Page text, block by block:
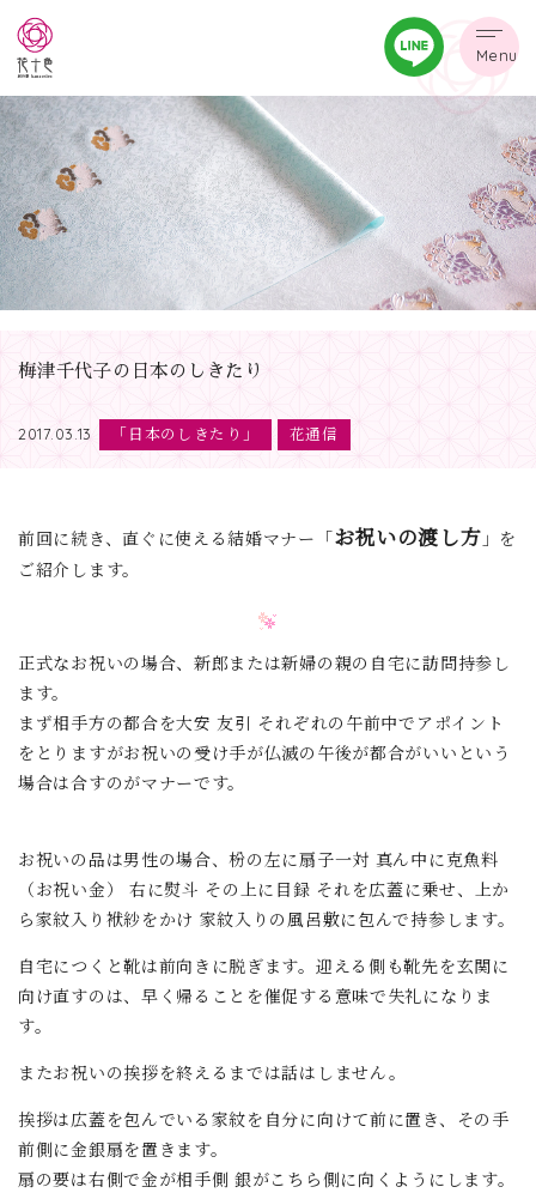
Menu
梅津千代子の日本のしきたり
2017.03.13 「日本のしきたり」 花通信
前回に続き、直ぐに使える結婚マナー「お祝いの渡し方 」を
ご紹介します。
正式なお祝いの場合、新郎または新婦の親の自宅に訪問持参し
ます。
まず相手方の都合を大安 友引 それぞれの午前中でアポイント
をとりますがお祝いの受け手が仏滅の午後が都合がいいという
場合は合すのがマナーです。
お祝いの品は男性の場合、枌の左に扇子一対 真ん中に克魚料
（お祝い金） 右に熨斗 その上に目録 それを広蓋に乗せ、上か
ら家紋入り袱紗をかけ 家紋入りの風呂敷に包んで持参します。
自宅につくと靴は前向きに脱ぎます。迎える側も靴先を玄関に
向け直すのは、早く帰ることを催促する意味で失礼になりま
す。
またお祝いの挨拶を終えるまでは話はしません。
挨拶は広蓋を包んでいる家紋を自分に向けて前に置き、その手
前側に金銀扇を置きます。
扇の要は右側で金が相手側 銀がこちら側に向くようにします。